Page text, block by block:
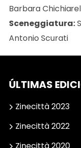
Barbara
Sceneggiatura:
Antonio Scurati
ÚLTIMAS
Zinecittà 2023
Zinecittà 2022